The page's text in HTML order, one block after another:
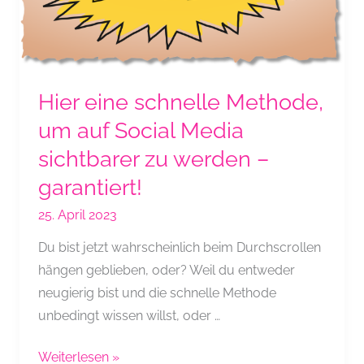
Hier eine schnelle Methode,
um auf Social Media
sichtbarer zu werden –
garantiert!
25. April 2023
Du bist jetzt wahrscheinlich beim Durchscrollen
hängen geblieben, oder? Weil du entweder
neugierig bist und die schnelle Methode
unbedingt wissen willst, oder …
Hier
Weiterlesen »